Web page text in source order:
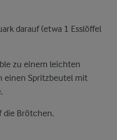
darauf (etwa 1 Esslöffel
zu einem leichten
einen Spritzbeutel mit
die Brötchen.